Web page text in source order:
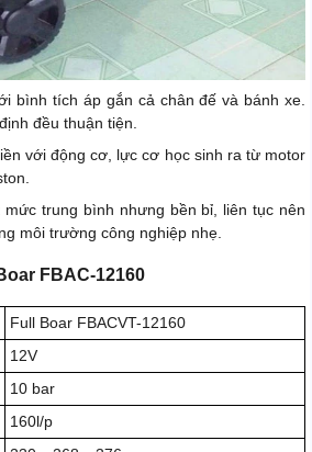
bình tích áp gắn cả chân đế và bánh xe.
đều thuận tiện.
với động cơ, lực cơ học sinh ra từ motor
trung bình nhưng bền bỉ, liên tục nên
môi trường công nghiệp nhẹ.
FBAC-12160
Full Boar FBACVT-12160
12V
10 bar
160l/p